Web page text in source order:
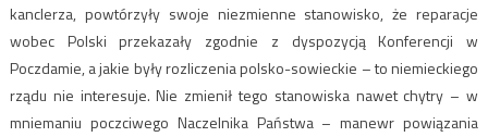
kanclerza, powtórzyły swoje niezmienne stanowisko, że reparacje
wobec Polski przekazały zgodnie z dyspozycją Konferencji w
Poczdamie, a jakie były rozliczenia polsko-sowieckie – to niemieckiego
rządu nie interesuje. Nie zmienił tego stanowiska nawet chytry – w
mniemaniu poczciwego Naczelnika Państwa – manewr powiązania